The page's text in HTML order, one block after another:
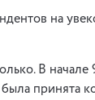
на
В начале
принята